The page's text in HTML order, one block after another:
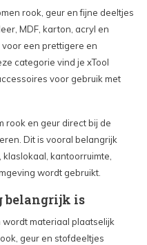
rook, geur en fijne deeltjes
MDF, karton, acryl en
een prettigere en
categorie vind je xTool
voor gebruik met
rook en geur direct bij de
Dit is vooral belangrijk
kantoorruimte,
wordt gebruikt.
belangrijk is
materiaal plaatselijk
geur en stofdeeltjes